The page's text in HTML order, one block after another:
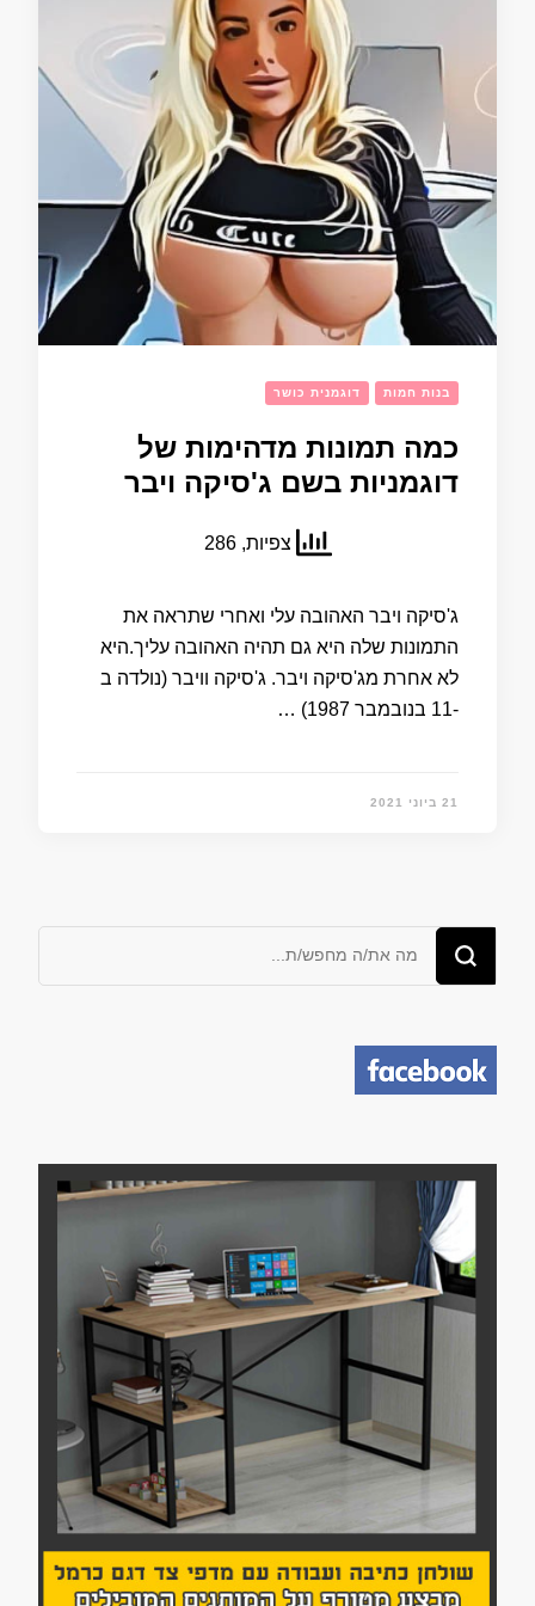
בנות חמות דוגמנית כושר
כמה תמונות מדהימות של
דוגמניות בשם ג'סיקה ויבר
צפיות, 286
ג'סיקה ויבר האהובה עלי ואחרי שתראה את
התמונות שלה היא גם תהיה האהובה עליך.היא
לא אחרת מג'סיקה ויבר. ג'סיקה וויבר (נולדה ב
-11 בנובמבר 1987) …
21 ביוני 2021
מחפש/ת
משהו?